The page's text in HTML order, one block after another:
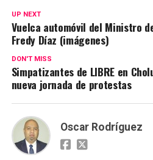
UP NEXT
Vuelca automóvil del Ministro
Fredy Díaz (imágenes)
DON'T MISS
Simpatizantes de LIBRE en
nueva jornada de protestas
Oscar Rodríguez